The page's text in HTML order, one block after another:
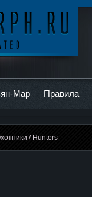
Мар Правила
/ Hunters